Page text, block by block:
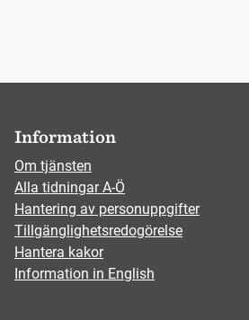
Information
Om tjänsten
Alla tidningar A-Ö
Hantering av personuppgifter
Tillgänglighetsredogörelse
Hantera kakor
Information in English